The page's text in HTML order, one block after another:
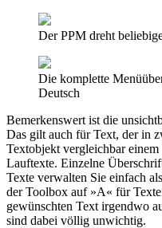
Der PPM dreht
Die komplette
Deutsch
Bemerkenswert ist die
Das gilt auch für Text, der in
Textobjekt vergleichbar
Lauftexte. Einzelne
Texte verwalten Sie einfach
der Toolbox auf »A« für
gewünschten Text irgendwo
sind dabei völlig unwichtig.